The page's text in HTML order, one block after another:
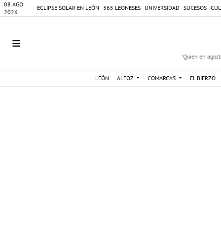
08 AGO
2026
ECLIPSE SOLAR EN LEÓN 365 LEONESES UNIVERSIDAD SUCESOS
'Quien en
LEÓN ALFOZ COMARCAS EL BIERZO